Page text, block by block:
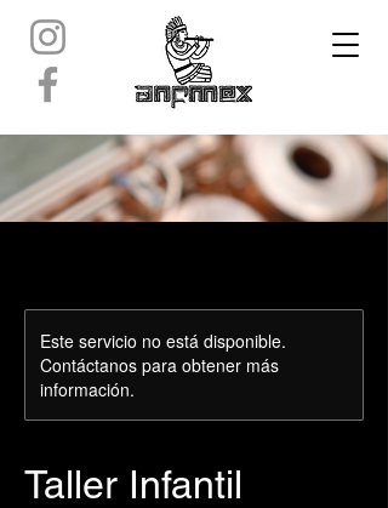
Este servicio no está disponible.
Contáctanos para obtener más
información.
Taller Infantil